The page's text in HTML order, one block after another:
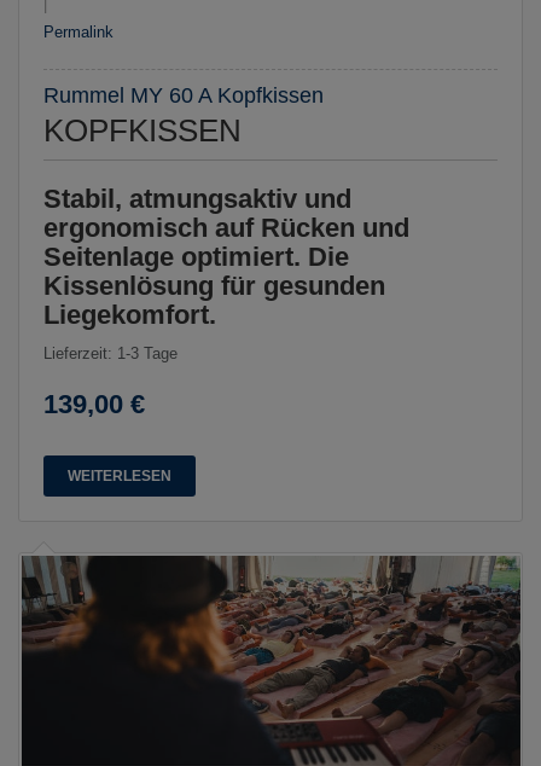
Permalink
Rummel MY 60 A Kopfkissen
KOPFKISSEN
Stabil, atmungsaktiv und
ergonomisch auf Rücken und
Seitenlage optimiert. Die
Kissenlösung für gesunden
Liegekomfort.
Lieferzeit: 1-3 Tage
139,00 €
WEITERLESEN